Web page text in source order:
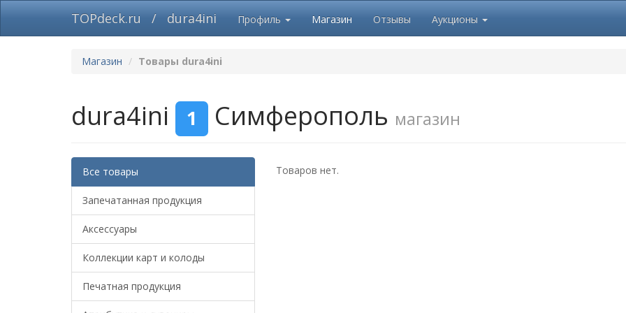
TOPdeck.ru / dura4ini Профиль Магазин Отзывы Аукционы
Магазин Товары dura4ini
dura4ini 1 Симферополь магазин
Все товары
Запечатанная продукция
Аксессуары
Коллекции карт и колоды
Печатная продукция
Товаров нет.